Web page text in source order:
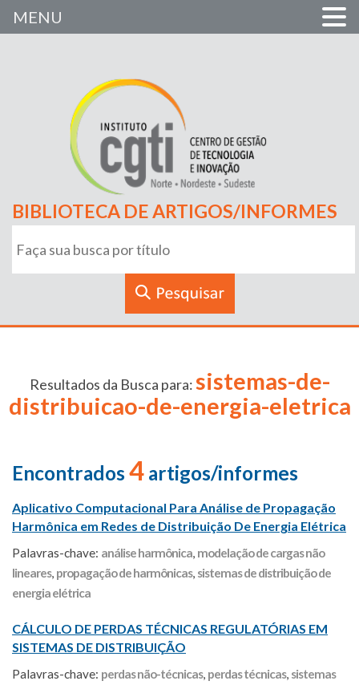
BIBLIOTECA DE ARTIGOS/INFORMES
Resultados da Busca para:sistemas-de-
distribuicao-de-energia-eletrica
Encontrados 4 artigos/informes
Aplicativo Computacional Para Análise de Propagação
Harmônica em Redes de Distribuição De Energia Elétrica
Palavras-chave: análise harmônica, modelação de cargas não
lineares, propagação de harmônicas, sistemas de distribuição de
energia elétrica
CÁLCULO DE PERDAS TÉCNICAS REGULATÓRIAS EM
SISTEMAS DE DISTRIBUIÇÃO
Palavras-chave: perdas não-técnicas, perdas técnicas, sistemas
MENU